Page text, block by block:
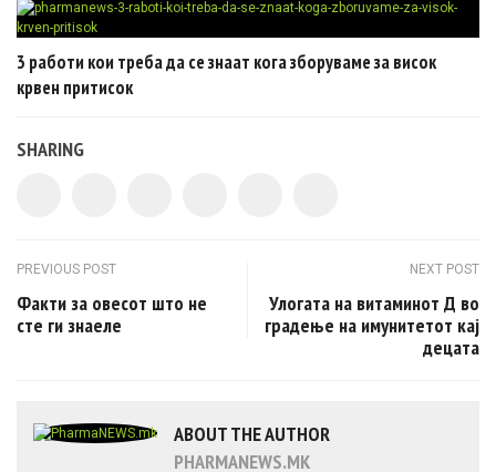
3 работи кои треба да се знаат кога зборуваме за висок
крвен притисок
SHARING
Post navigation
PREVIOUS POST
Факти за овесот што не
сте ги знаеле
NEXT POST
Улогата на витаминот Д во
градење на имунитетот кај
децата
ABOUT THE AUTHOR
PHARMANEWS.MK